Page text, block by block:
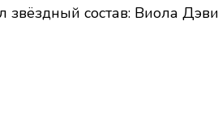
состав: Виола